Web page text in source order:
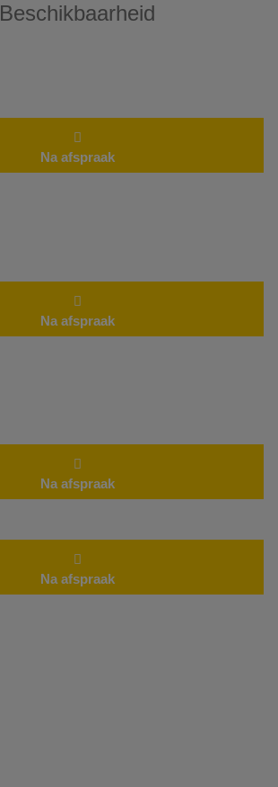
Beschikbaarheid
Na afspraak
Na afspraak
Na afspraak
Na afspraak